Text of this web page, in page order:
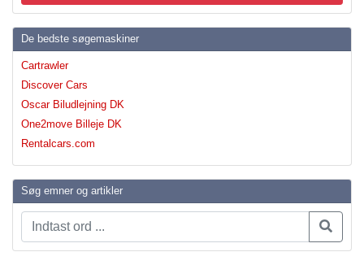
De bedste søgemaskiner
Cartrawler
Discover Cars
Oscar Biludlejning DK
One2move Billeje DK
Rentalcars.com
Søg emner og artikler